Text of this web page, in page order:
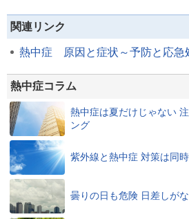
関連リンク
熱中症 原因と症状～予防と応急
熱中症コラム
熱中症は夏だけじゃない
ング
紫外線と熱中症 対策は同
曇りの日も危険 日差しが